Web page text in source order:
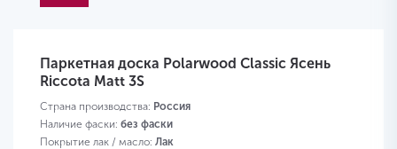
Паркетная доска Polarwood Classic Ясень
Riccota Matt 3S
Страна производства: Россия
Наличие фаски: без фаски
Покрытие лак / масло: Лак